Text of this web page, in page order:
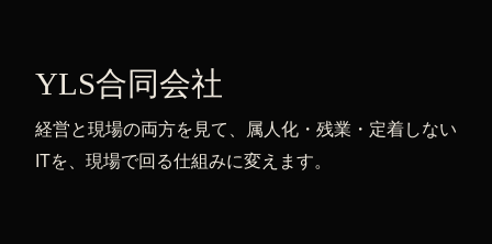
YLS合同会社
経営と現場の両方を見て、属人化・残業・定着しない
ITを、現場で回る仕組みに変えます。